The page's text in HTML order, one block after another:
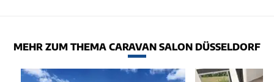
MEHR ZUM THEMA CARAVAN SALON DÜSSELDORF